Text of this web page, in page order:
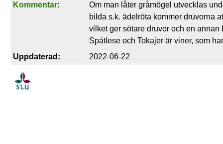
Kommentar:
Om man låter gråmögel utvecklas
bilda s.k. ädelröta kommer druvorna
vilket ger sötare druvor och en annan
Spätlese och Tokajer är viner, som
Uppdaterad:
2022-06-22